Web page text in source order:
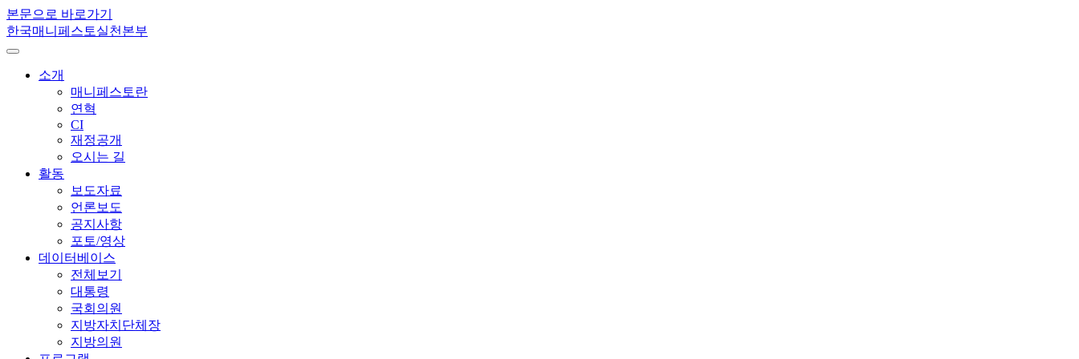
본문으로 바로가기
한국매니페스토실천본부
소개
매니페스토란
연혁
CI
재정공개
오시는 길
활동
보도자료
언론보도
공지사항
포토/영상
데이터베이스
전체보기
대통령
국회의원
지방자치단체장
지방의원